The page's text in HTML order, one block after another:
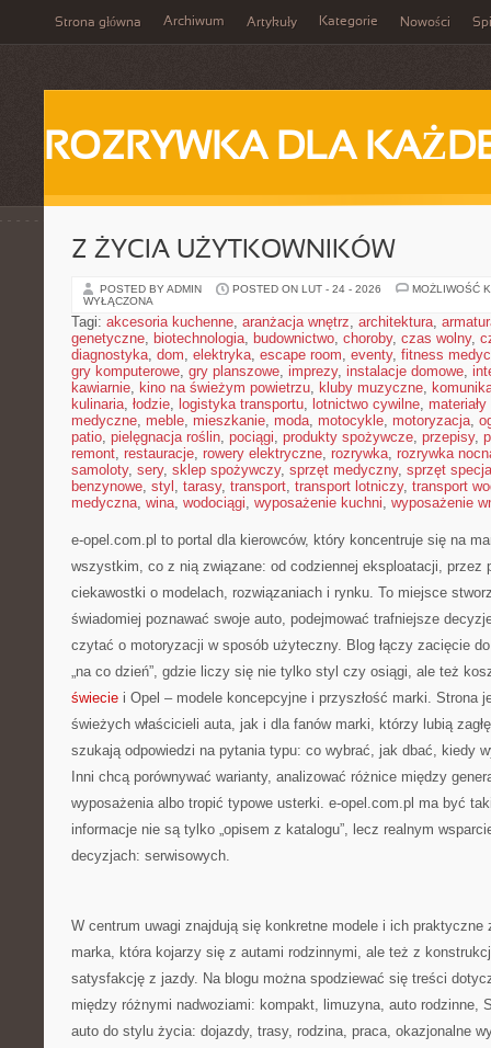
Strona główna Archiwum Artykuły Kategorie Nowości
ROZRYWKA DLA
Z ŻYCIA UŻYTKOWNIKÓW
POSTED BY ADMIN POSTED ON LUT - 24 - 2026
MOŻLIWOŚĆ
WYŁĄCZONA
Tagi: akcesoria kuchenne, aranżacja wnętrz, architektura,
genetyczne, biotechnologia, budownictwo, choroby, czas wolny,
diagnostyka, dom, elektryka, escape room, eventy, fitness
gry komputerowe, gry planszowe, imprezy, instalacje domowe,
kawiarnie, kino na świeżym powietrzu, kluby muzyczne,
kulinaria, łodzie, logistyka transportu, lotnictwo cywilne,
medyczne, meble, mieszkanie, moda, motocykle, motoryzacja,
patio, pielęgnacja roślin, pociągi, produkty spożywcze, przepisy,
remont, restauracje, rowery elektryczne, rozrywka, rozrywka
samoloty, sery, sklep spożywczy, sprzęt medyczny, sprzęt
benzynowe, styl , tarasy, transport, transport lotniczy, transport
medyczna, wina, wodociągi, wyposażenie kuchni, wyposażenie
e-opel.com.pl to portal dla kierowców, który koncentruje się na
wszystkim, co z nią związane: od codziennej eksploatacji, przez
ciekawostki o modelach, rozwiązaniach i rynku. To miejsce
świadomiej poznawać swoje auto, podejmować trafniejsze
czytać o motoryzacji w sposób użyteczny. Blog łączy zacięcie
„na co dzień”, gdzie liczy się nie tylko styl czy osiągi, ale też
świecie i Opel – modele koncepcyjne i przyszłość marki. Strona
świeżych właścicieli auta, jak i dla fanów marki, którzy lubią
szukają odpowiedzi na pytania typu: co wybrać, jak dbać, kiedy
Inni chcą porównywać warianty, analizować różnice między
wyposażenia albo tropić typowe usterki. e-opel.com.pl ma być
informacje nie są tylko „opisem z katalogu”, lecz realnym
decyzjach: serwisowych.
W centrum uwagi znajdują się konkretne modele i ich praktyczne
marka, która kojarzy się z autami rodzinnymi, ale też z
satysfakcję z jazdy. Na blogu można spodziewać się treści
między różnymi nadwoziami: kompakt, limuzyna, auto rodzinne,
auto do stylu życia: dojazdy, trasy, rodzina, praca, okazjonalne